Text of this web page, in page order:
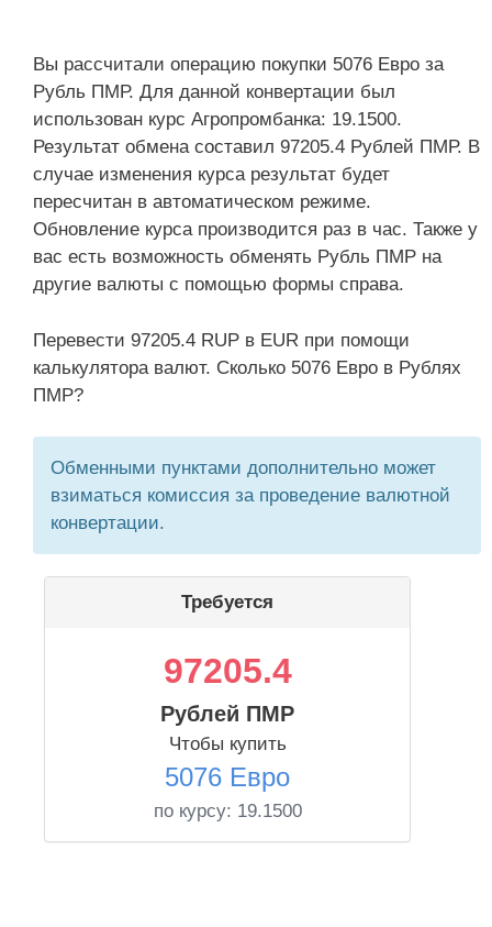
Вы рассчитали операцию покупки 5076 Евро за
Рубль ПМР. Для данной конвертации был
использован курс Агропромбанка: 19.1500.
Результат обмена составил 97205.4 Рублей ПМР. В
случае изменения курса результат будет
пересчитан в автоматическом режиме.
Обновление курса производится раз в час. Также у
вас есть возможность обменять Рубль ПМР на
другие валюты с помощью формы справа.
Перевести 97205.4 RUP в EUR при помощи
калькулятора валют. Сколько 5076 Евро в Рублях
ПМР?
Обменными пунктами дополнительно может
взиматься комиссия за проведение валютной
конвертации.
Требуется
97205.4
Рублей ПМР
Чтобы купить
5076 Евро
по курсу: 19.1500